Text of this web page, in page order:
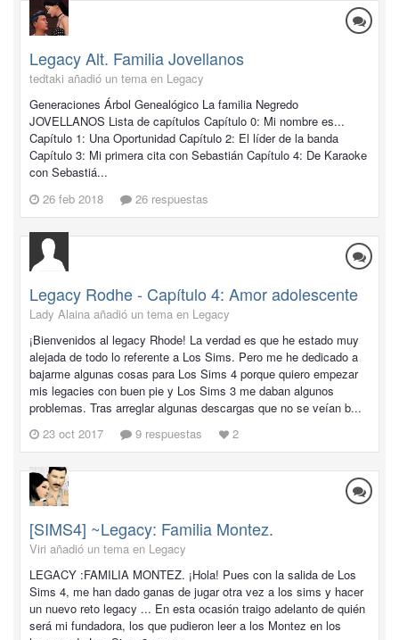
Legacy Alt. Familia Jovellanos
tedtaki añadió un tema en Legacy
Generaciones Árbol Genealógico La familia Negredo
JOVELLANOS Lista de capítulos Capítulo 0: Mi nombre es...
Capítulo 1: Una Oportunidad Capítulo 2: El líder de la banda
Capítulo 3: Mi primera cita con Sebastián Capítulo 4: De Karaoke
con Sebastiá...
26 feb 2018
26 respuestas
Legacy Rodhe - Capítulo 4: Amor adolescente
Lady Alaina añadió un tema en Legacy
¡Bienvenidos al legacy Rhode! La verdad es que he estado muy
alejada de todo lo referente a Los Sims. Pero me he dedicado a
bajarme algunas cosas para Los Sims 4 porque quiero empezar
mis legacies con buen pie y Los Sims 3 me daban algunos
problemas. Tras arreglar algunas descargas que no se veían b...
23 oct 2017
9 respuestas 2
[SIMS4] ~Legacy: Familia Montez.
Viri añadió un tema en Legacy
LEGACY :FAMILIA MONTEZ. ¡Hola! Pues con la salida de Los
Sims 4, me han dado ganas de jugar otra vez a los sims y hacer
un nuevo reto legacy ... En esta ocasión traigo adelanto de quién
será mi fundadora, los que pudieron leer a los Montez en los